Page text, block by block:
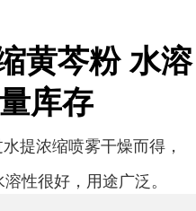
黄芩粉 水溶
库存
提浓缩喷雾干燥而得，
性很好，用途广泛。